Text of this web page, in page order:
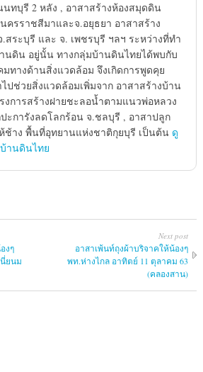
ทบุรี 2 หลัง , อาสาสร้างห้องสมุดดิน
ครราชสีมาและจ.อยุธยา อาสาสร้าง
ระบุรี และ จ. เพชรบุรี ฯลฯ ระหว่างที่ทำ
นดิน อยู่นั้น ทางกลุ่มบ้านดินไทยได้พบกับ
ทางด้านสิ่งแวดล้อม จึงเกิดการพูดคุย
ปช่วยสิ่งแวดล้อมเพิ่มจาก อาสาสร้างบ้าน
งการสร้างฝายชะลอน้ำตามแนวพ่อหลวง
ะการังลดโลกร้อน จ.ชลบุรี , อาสาปลูก
ช้าง พื้นที่อุทยานแห่งชาติกุยบุรี เป็นต้น ดู
านดินไทย
งๆ
นี่ยนม
Next post
อาสาเพ้นท์ถุงผ้าบริจาคให้น้องๆ
พท.ห่างไกล อาทิตย์ 11 ตุลาคม 63
(คลองสาน)